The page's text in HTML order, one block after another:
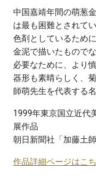
中国嘉靖年間の萌葱
は最も困難とされて
色剤としているため
金泥で描いたもので
必要なために、より
器形も素晴らしく、
師萌先生を代表する
1999年東京国立近代
展作品
朝日新聞社「加藤土
作品詳細ページはこ